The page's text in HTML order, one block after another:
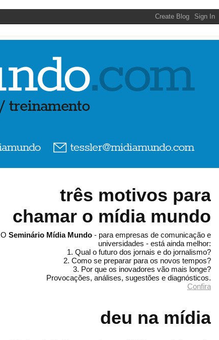
três motivos para
chamar o mídia mundo
O Seminário Mídia Mundo - para empresas de comunicação e
universidades - está ainda melhor:
1. Qual o futuro dos jornais e do jornalismo?
2. Como se preparar para os novos tempos?
3. Por que os inovadores vão mais longe?
Provocações, análises, sugestões e diagnósticos.
Confira
deu na mídia